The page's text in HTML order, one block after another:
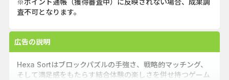
※ポイント通帳（獲得審査中）に反映されない場合、成果調
査不可となります。
広告の説明
Hexa Sortはブロックパズルの手強さ、戦略的マッチング、
そして満足感をもたらす結合体験の楽しさを併せ持つゲーム